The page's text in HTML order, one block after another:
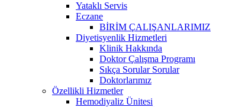
Yataklı Servis
Eczane
BİRİM ÇALIŞANLARIMIZ
Diyetisyenlik Hizmetleri
Klinik Hakkında
Doktor Çalışma Programı
Sıkça Sorular Sorular
Doktorlarımız
Özellikli Hizmetler
Hemodiyaliz Ünitesi